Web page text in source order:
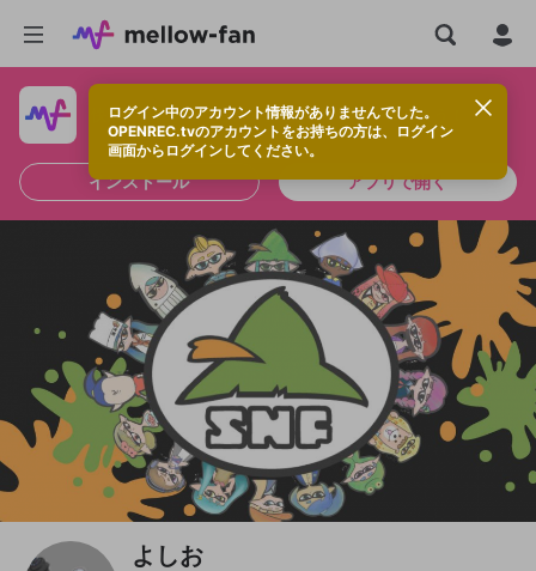
ログイン中のアカウント情報がありませんでした。
OPENREC.tvのアカウントをお持ちの方は、ログイン
画面からログインしてください。
快適に視聴するなら、アプリをインストールしよう！
インストール アプリで開く
よしお